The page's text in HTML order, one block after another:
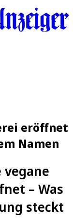
eröffnet
Namen
vegane
– Was
steckt